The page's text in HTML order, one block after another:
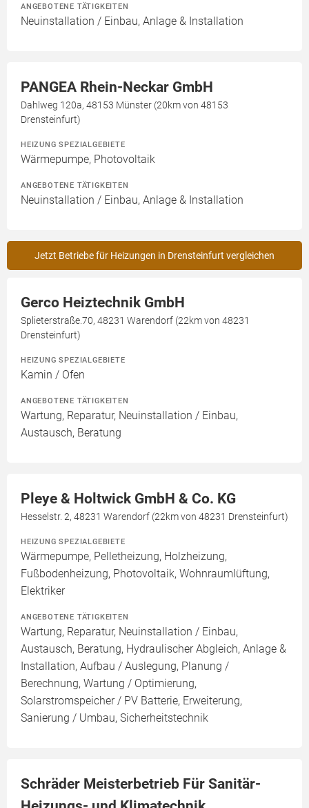
ANGEBOTENE TÄTIGKEITEN
Neuinstallation / Einbau, Anlage & Installation
PANGEA Rhein-Neckar GmbH
Dahlweg 120a, 48153 Münster (20km von 48153
Drensteinfurt)
HEIZUNG SPEZIALGEBIETE
Wärmepumpe, Photovoltaik
ANGEBOTENE TÄTIGKEITEN
Neuinstallation / Einbau, Anlage & Installation
Jetzt Betriebe für Heizungen in Drensteinfurt vergleichen
Gerco Heiztechnik GmbH
Splieterstraße.70, 48231 Warendorf (22km von 48231
Drensteinfurt)
HEIZUNG SPEZIALGEBIETE
Kamin / Ofen
ANGEBOTENE TÄTIGKEITEN
Wartung, Reparatur, Neuinstallation / Einbau,
Austausch, Beratung
Pleye & Holtwick GmbH & Co. KG
Hesselstr. 2, 48231 Warendorf (22km von 48231 Drensteinfurt)
HEIZUNG SPEZIALGEBIETE
Wärmepumpe, Pelletheizung, Holzheizung,
Fußbodenheizung, Photovoltaik, Wohnraumlüftung,
Elektriker
ANGEBOTENE TÄTIGKEITEN
Wartung, Reparatur, Neuinstallation / Einbau,
Austausch, Beratung, Hydraulischer Abgleich, Anlage &
Installation, Aufbau / Auslegung, Planung /
Berechnung, Wartung / Optimierung,
Solarstromspeicher / PV Batterie, Erweiterung,
Sanierung / Umbau, Sicherheitstechnik
Schräder Meisterbetrieb Für Sanitär-